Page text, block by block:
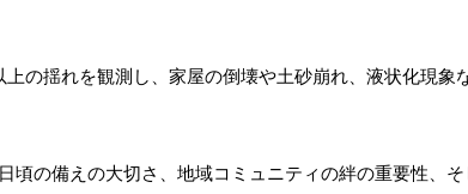
上の揺れを観測し、家屋の倒壊や土砂崩れ、液状化現象
日頃の備えの大切さ、地域コミュニティの絆の重要性、